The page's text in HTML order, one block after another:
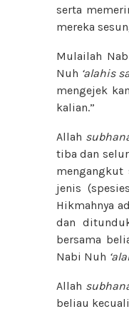
serta
mereka
Mulailah
Nuh ‘alahis
mengejek
kalian.”
Allah
tiba dan
mengangkut
jenis
Hikmahnya
dan
bersama
Nabi Nuh
Allah
beliau